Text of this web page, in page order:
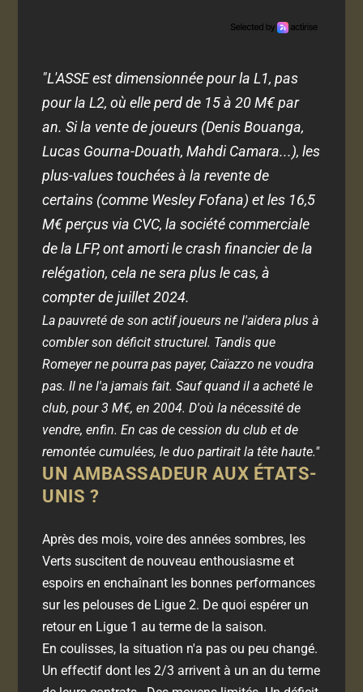
"L'ASSE est dimensionnée pour la L1, pas
pour la L2, où elle perd de 15 à 20 M€ par
an. Si la vente de joueurs (Denis Bouanga,
Lucas Gourna-Douath, Mahdi Camara...), les
plus-values touchées à la revente de
certains (comme Wesley Fofana) et les 16,5
M€ perçus via CVC, la société commerciale
de la LFP, ont amorti le crash financier de la
relégation, cela ne sera plus le cas, à
compter de juillet 2024.
La pauvreté de son actif joueurs ne l'aidera plus à
combler son déficit structurel. Tandis que
Romeyer ne pourra pas payer, Caïazzo ne voudra
pas. Il ne l'a jamais fait. Sauf quand il a acheté le
club, pour 3 M€, en 2004. D'où la nécessité de
vendre, enfin. En cas de cession du club et de
remontée cumulées, le duo partirait la tête haute."
UN AMBASSADEUR AUX ÉTATS-
UNIS ?
Après des mois, voire des années sombres, les
Verts suscitent de nouveau enthousiasme et
espoirs en enchaînant les bonnes performances
sur les pelouses de Ligue 2. De quoi espérer un
retour en Ligue 1 au terme de la saison.
En coulisses, la situation n'a pas ou peu changé.
Un effectif dont les 2/3 arrivent à un an du terme